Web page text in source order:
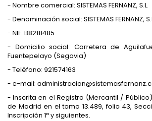
- Nombre comercial: SISTEMAS FERNANZ, S.L.
- Denominación social: SISTEMAS FERNANZ,
- NIF: B82111485
- Domicilio social: Carretera de
Fuentepelayo (Segovia)
- Teléfono: 921574163
- e-mail:
- Inscrita en el Registro (Mercantil /
de Madrid en el tomo 13.489, folio 43,
Inscripción 1ª y siguientes.